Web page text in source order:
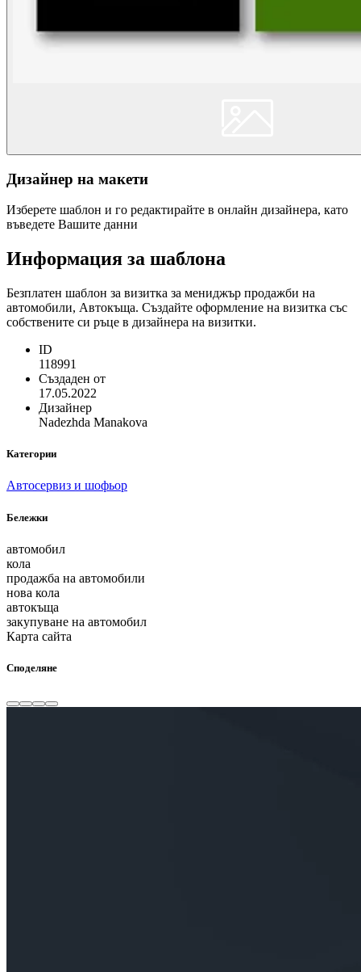
Дизайнер на макети
Изберете шаблон и го редактирайте в онлайн дизайнера, като
въведете Вашите данни
Информация за шаблона
Безплатен шаблон за визитка за мениджър продажби на
автомобили, Автокъща. Създайте оформление на визитка със
собствените си ръце в дизайнера на визитки.
ID
118991
Създаден от
17.05.2022
Дизайнер
Nadezhda Manakova
Категории
Aвтосервиз и шофьор
Бележки
автомобил
кола
продажба на автомобили
нова кола
автокъща
закупуване на автомобил
Карта сайта
Споделяне